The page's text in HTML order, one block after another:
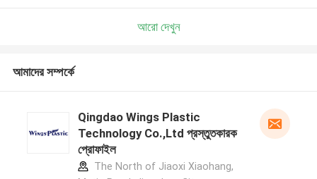
আরো দেখুন
আমাদের সম্পর্কে
Qingdao Wings Plastic
Technology Co.,Ltd প্রস্তুতকারক
প্রোফাইল
The North of Jiaoxi Xiaohang,